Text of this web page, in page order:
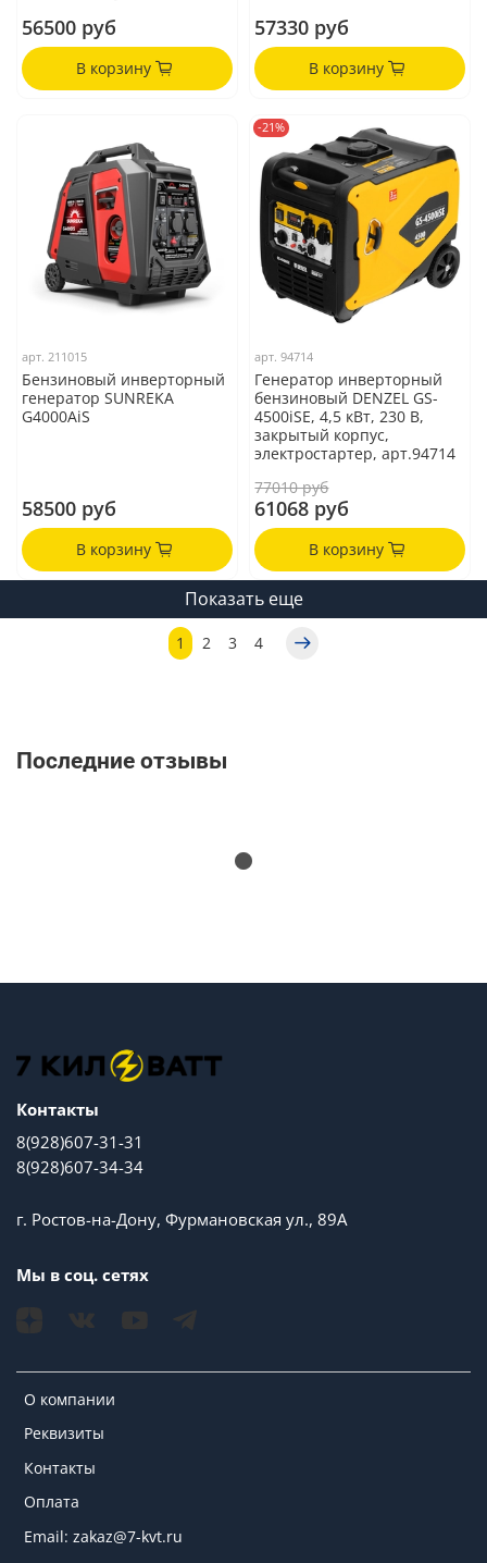
56500 руб
В корзину
57330 руб
В корзину
арт. 211015
Бензиновый инверторный
генератор SUNREKA
G4000AiS
58500 руб
В корзину
-21%
арт.94714
Генератор инверторный
бензиновый DENZEL GS-
4500iSE, 4,5 кВт, 230 В,
закрытый корпус,
электростартер, арт.94714
77010 руб
61068 руб
В корзину
Показать еще
1 2 3 4
Последние отзывы
О компании
Реквизиты
Контакты
Оплата
Email: zakaz@7-kvt.ru
Контакты
8(928)607-31-31
8(928)607-34-34
г. Ростов-на-Дону, Фурмановская ул., 89А
Мы в соц. сетях